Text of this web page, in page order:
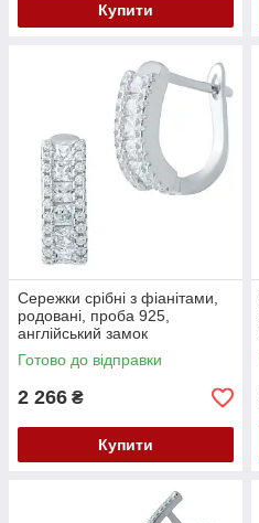
Купити
Сережки срібні з фіанітами,
родовані, проба 925,
англійський замок
Готово до відправки
2 266 ₴
Купити